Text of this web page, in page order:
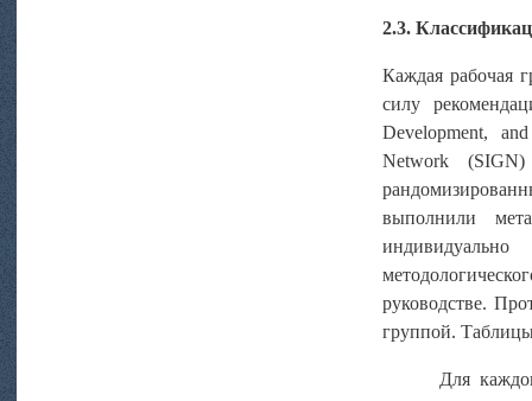
2.3.
Каждая рабочая
силу
Development,
Network
выполнили
руководстве.
группой. Таблицы
Для